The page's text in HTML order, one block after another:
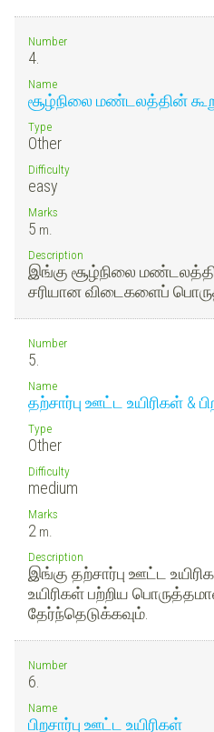
Number
4.
Name
சூழ்நிலை மண்டலத்தின்
Type
Other
Difficulty
easy
Marks
5 m.
Description
இங்கு சூழ்நிலை
சரியான விடைகளைப்
Number
5.
Name
தற்சார்பு ஊட்ட உயிரிகள் &
Type
Other
Difficulty
medium
Marks
2 m.
Description
இங்கு தற்சார்பு ஊட்ட
உயிரிகள் பற்றிய
தேர்ந்தெடுக்கவும்.
Number
6.
Name
பிறசார்பு ஊட்ட உயிரிகள்